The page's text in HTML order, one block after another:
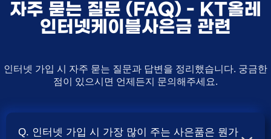
자주 묻는 질문 (FAQ) - KT올레
인터넷케이블사은금 관련
인터넷 가입 시 자주 묻는 질문과 답변을 정리했습니다. 궁금한
점이 있으시면 언제든지 문의해주세요.
Q. 인터넷 가입 시 가장 많이 주는 사은품은 뭔가